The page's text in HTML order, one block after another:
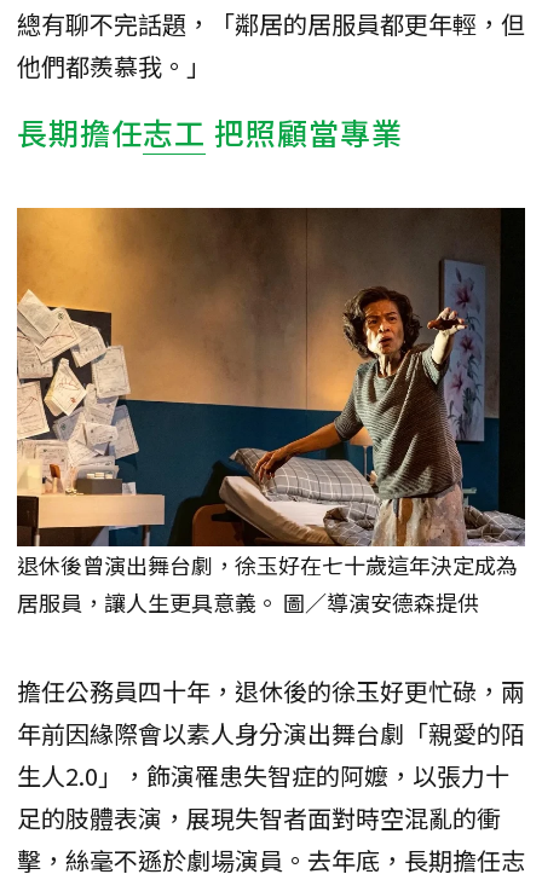
總有聊不完話題，「鄰居的居服員都更年輕，但
他們都羨慕我。」
長期擔任志工 把照顧當專業
退休後曾演出舞台劇，徐玉好在七十歲這年決定成為
居服員，讓人生更具意義。 圖／導演安德森提供
擔任公務員四十年，退休後的徐玉好更忙碌，兩
年前因緣際會以素人身分演出舞台劇「親愛的陌
生人2.0」，飾演罹患失智症的阿嬤，以張力十
足的肢體表演，展現失智者面對時空混亂的衝
擊，絲毫不遜於劇場演員。去年底，長期擔任志